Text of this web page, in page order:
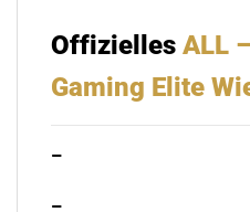
Offizielles ALL
Gaming Elite
–
–